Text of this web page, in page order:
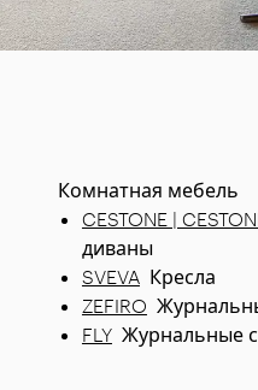
Комнатная мебель
CESTONE |
диваны
SVEVA Кресла
ZEFIRO
FLY Журнальные